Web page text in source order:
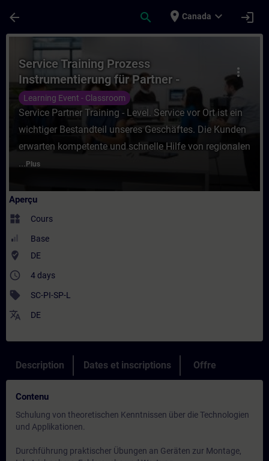
arrow_back search place Canada expand_more login
Cours - Service Training Prozess
more_vert
Service Training Prozess
Instrumentierung für Partner -
Füllstand
Learning Event - Classroom
Service Partner Training - Level. Service vor Ort ist ein
wichtiger Bestandteil unseres Geschäftes. Die Kunden
erwarten kompetente und schnelle Hilfe von regionalen
... Plus
Aperçu
widgets Cours
Base
where_to_vote DE
access_time 4 days
sell SC-PI-SP-L
translate DE
Description Dates et inscriptions Offre
Contenu
Schulung von theoretischen Kenntnissen über die Technologien
und Applikationen.
Durchführung praktischer Übungen an Geräten zur Montage,